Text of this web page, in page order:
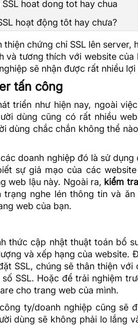
hoạt động tôt hay chưa?
chứng chỉ SSL lên server,
và tương thích với website
sẽ nhận được rất nhiều lợi
tấn công
triển như hiện nay, ngoài
dùng cũng có rất nhiều
dùng chắc chắn không thể
doanh nghiệp đó là sử
sự giả mạo của các
web lậu này. Ngoài ra, kiểm
nghe lén thông tin và ăn
web của bạn.
thức cập nhật thuật toán bổ
và xếp hạng của website.
SSL, chúng sẽ thân thiện
SSL. Hoặc để trải nghiệm
cho trang web của mình.
ty/doanh nghiệp cũng sẽ
dùng sẽ không phải lo lắng